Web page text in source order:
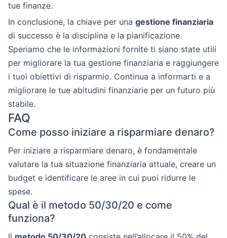
tue finanze.
In conclusione, la chiave per una gestione finanziaria
di successo è la disciplina e la pianificazione.
Speriamo che le informazioni fornite ti siano state utili
per migliorare la tua gestione finanziaria e raggiungere
i tuoi obiettivi di risparmio. Continua a informarti e a
migliorare le tue abitudini finanziarie per un futuro più
stabile.
FAQ
Come posso iniziare a risparmiare denaro?
Per iniziare a risparmiare denaro, è fondamentale
valutare la tua situazione finanziaria attuale, creare un
budget e identificare le aree in cui puoi ridurre le
spese.
Qual è il metodo 50/30/20 e come
funziona?